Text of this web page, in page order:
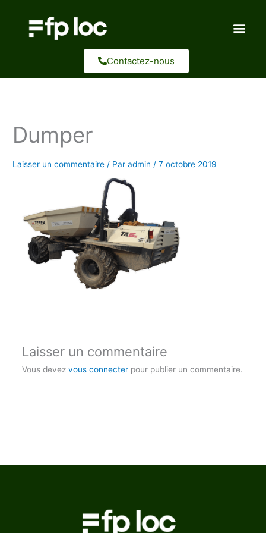
contenu
Contactez-nous
Dumper
Laisser un commentaire / Paradmin/7 octobre 2019
Laisser un commentaire
Vous devez vous connecterpour publier un commentaire.